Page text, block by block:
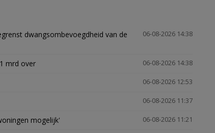
06-08-2026 14:38
dwangsombevoegdheid van de
06-08-2026 14:38
mrd over
06-08-2026 12:53
06-08-2026 11:37
06-08-2026 11:21
mogelijk'